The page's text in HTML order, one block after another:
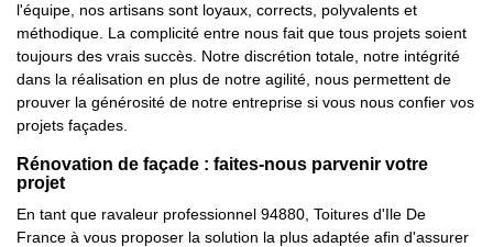
l'équipe, nos artisans sont loyaux, corrects, polyvalents et
méthodique. La complicité entre nous fait que tous projets soient
toujours des vrais succès. Notre discrétion totale, notre intégrité
dans la réalisation en plus de notre agilité, nous permettent de
prouver la générosité de notre entreprise si vous nous confier vos
projets façades.
Rénovation de façade : faites-nous parvenir votre
projet
En tant que ravaleur professionnel 94880, Toitures d'Ile De
France à vous proposer la solution la plus adaptée afin d'assurer